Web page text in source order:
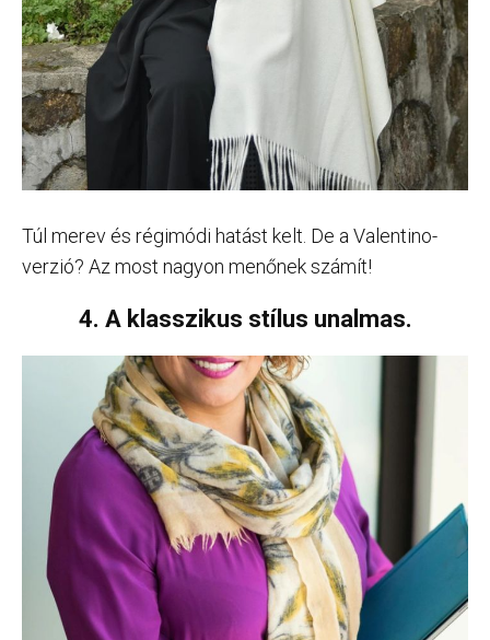
Túl merev és régimódi hatást kelt. De a Valentino-
verzió? Az most nagyon menőnek számít!
4. A klasszikus stílus unalmas.